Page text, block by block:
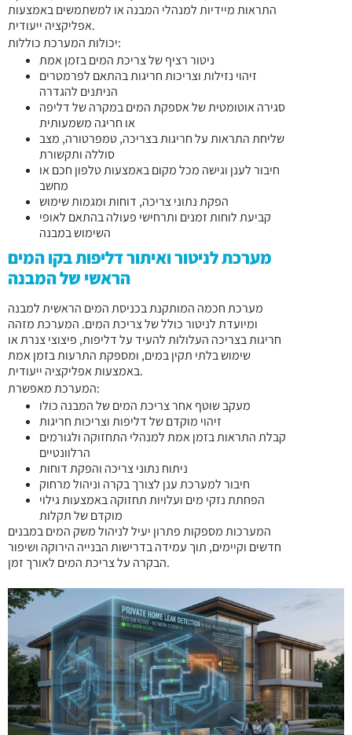
התראות מיידיות למנהלי המבנה או למשתמשים באמצעות
אפליקציה ייעודית.
יכולות המערכת כוללות:
ניטור רציף של צריכת המים בזמן אמת
זיהוי נזילות וצריכות חריגות בהתאם לפרמטרים
הניתנים להגדרה
סגירה אוטומטית של אספקת המים במקרה של דליפה
או חריגה משמעותית
שליחת התראות על חריגות בצריכה, טמפרטורה, מצב
סוללה ותקשורת
חיבור לענן וגישה מכל מקום באמצעות טלפון חכם או
מחשב
הפקת נתוני צריכה, דוחות ומגמות שימוש
קביעת לוחות זמנים ותרחישי פעולה בהתאם לאופי
השימוש במבנה
מערכת לניטור ואיתור דליפות בקו המים
הראשי של המבנה
מערכת חכמה המותקנת בכניסת המים הראשית למבנה
ומיועדת לניטור כולל של צריכת המים. המערכת מזהה
חריגות בצריכה העלולות להעיד על דליפות, פיצוצי צנרת או
שימוש בלתי תקין במים, ומספקת התרעות בזמן אמת
באמצעות אפליקציה ייעודית.
המערכת מאפשרת:
מעקב שוטף אחר צריכת המים של המבנה כולו
זיהוי מוקדם של דליפות וצריכות חריגות
קבלת התראות בזמן אמת למנהלי התחזוקה ולגורמים
הרלוונטיים
ניתוח נתוני צריכה והפקת דוחות
חיבור למערכת ענן לצורך בקרה וניהול מרחוק
הפחתת נזקי מים ועלויות תחזוקה באמצעות גילוי
מוקדם של תקלות
המערכות מספקות פתרון יעיל לניהול משק המים במבנים
חדשים וקיימים, תוך עמידה בדרישות הבנייה הירוקה ושיפור
הבקרה על צריכת המים לאורך זמן.